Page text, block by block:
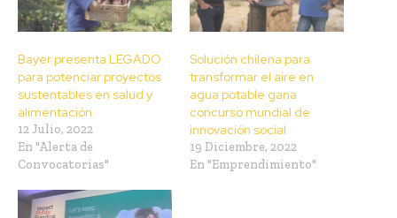
Bayer presenta LEGADO
para potenciar proyectos
sustentables en salud y
alimentación
12 Julio, 2022
En "Alerta de
Convocatorias"
Solución chilena para
transformar el aire en
agua potable gana
concurso mundial de
innovación social
19 Diciembre, 2022
En "Emprendimiento"